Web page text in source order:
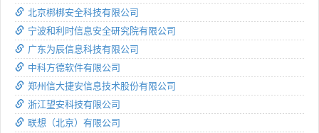
北京梆梆安全科技有限公司
宁波和利时信息安全研究院有限公司
广东为辰信息科技有限公司
中科方德软件有限公司
郑州信大捷安信息技术股份有限公司
浙江望安科技有限公司
联想（北京）有限公司